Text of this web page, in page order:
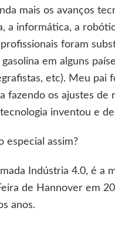
mais os avanços
a informática, a
foram
em alguns
etc). Meu pai
os ajustes de
inventou e
especial assim?
Indústria 4.0, é a
de Hannover em
anos.